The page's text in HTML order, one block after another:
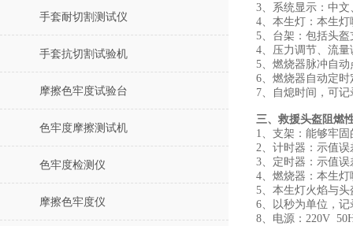
手套耐切割测试仪
手套抗切割试验机
摩擦色牢度试验台
色牢度摩擦测试机
色牢度检测仪
摩擦色牢度仪
3、系统显示：中文
4、本生灯：本生灯
5、台架：包括头
4、压力调节、流量
5、 燃烧器脉冲自动
6、 燃烧器自动定
7、自熄时间， 可记
三、 救援头盔阻燃
1、支架：能够牢
2、计时器：示值误
3、定时器：示值误
4、燃烧器： 本生灯
5、本生灯火焰与
6、以秒为单位，
8、电源：220V